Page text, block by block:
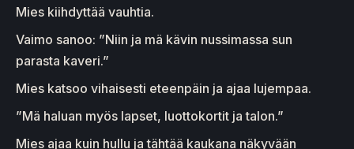
Mies kiihdyttää vauhtia.
Vaimo sanoo: ”Niin ja mä kävin nussimassa sun
parasta kaveri.”
Mies katsoo vihaisesti eteenpäin ja ajaa lujempaa.
”Mä haluan myös lapset, luottokortit ja talon.”
Mies ajaa kuin hullu ja tähtää kaukana näkyvään